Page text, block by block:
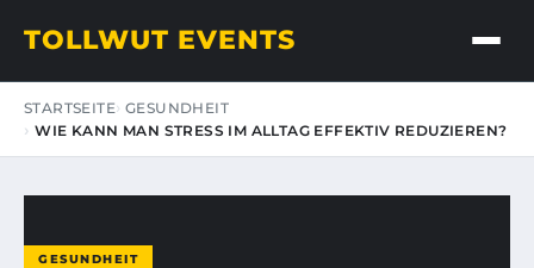
TOLLWUT EVENTS
STARTSEITE GESUNDHEIT
WIE KANN MAN STRESS IM ALLTAG EFFEKTIV REDUZIEREN?
GESUNDHEIT